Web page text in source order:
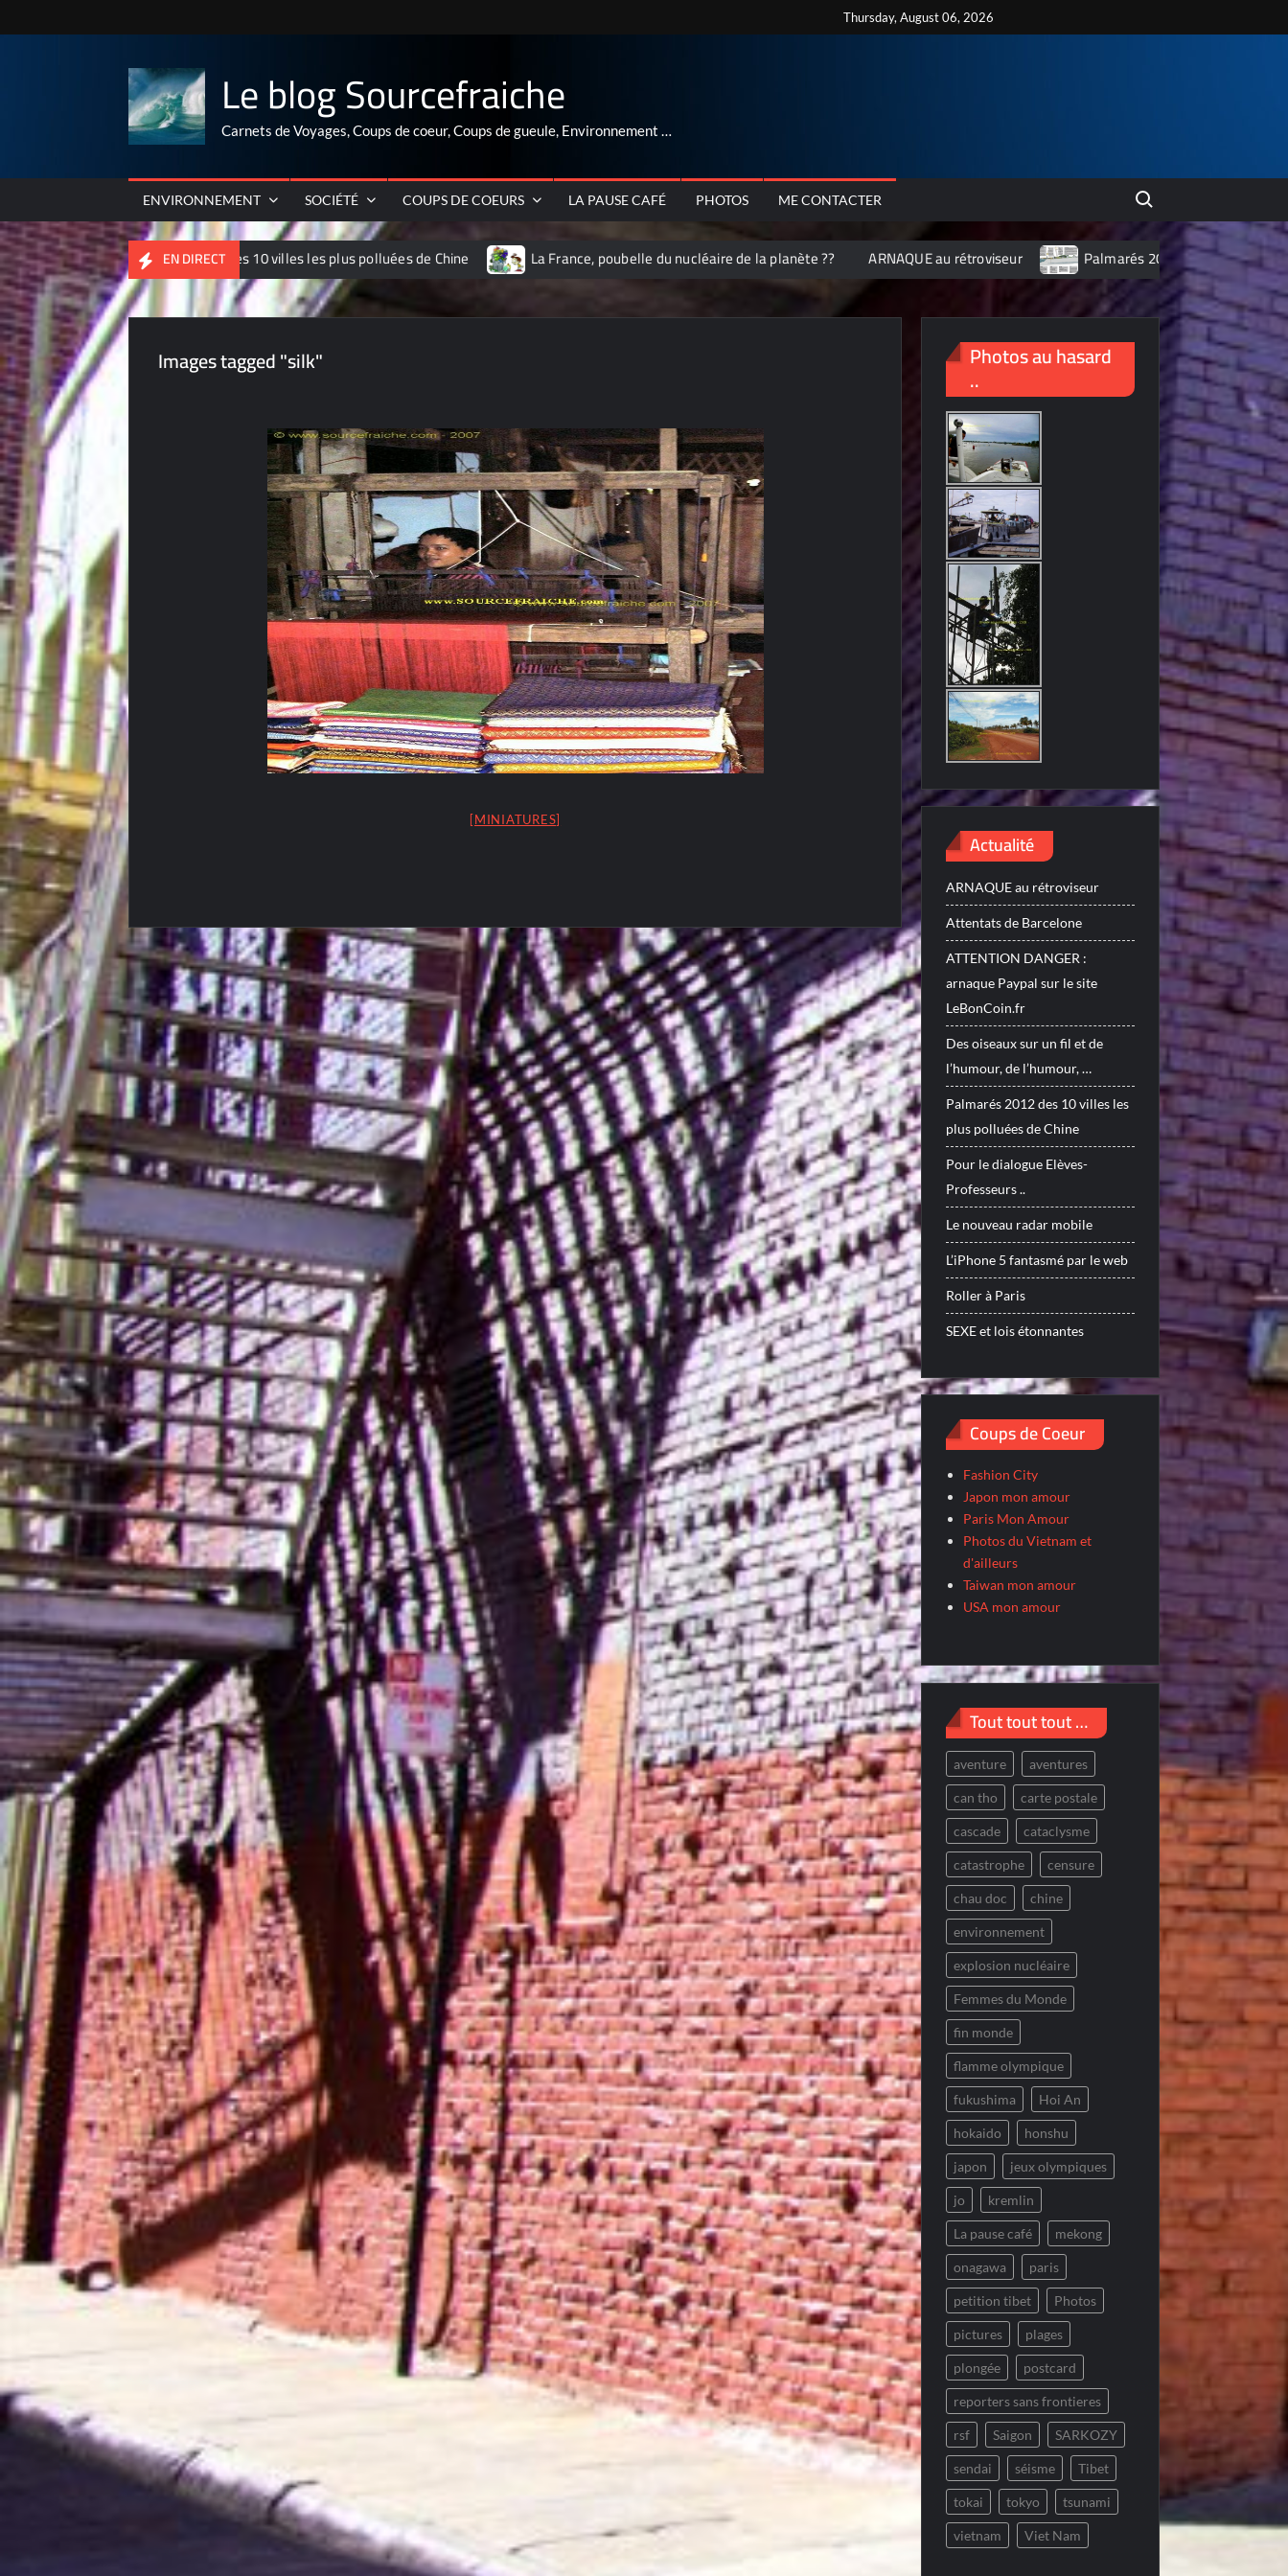
to
Thursday, August 06, 2026
Le blog Sourcefraiche
Carnets de Voyages, Coups de coeur, Coups de gueule, Environnement …
ENVIRONNEMENT SOCIÉTÉ COUPS DE COEURS LA PAUSE CAFÉ PHOTOS ME CONTACTER
Search for:
EN DIRECT
Palmarés 2012 des 10 villes les plus polluées de Chine La France, poubelle du nucléaire de la planète ?? ARNAQUE au rétroviseur Palmarés 2012 des 10 villes les plus polluées
Images tagged "silk"
[MINIATURES]
Photos au hasard
..
Actualité
ARNAQUE au rétroviseur
Attentats de Barcelone
ATTENTION DANGER :
arnaque Paypal sur le site
LeBonCoin.fr
Des oiseaux sur un fil et de
l’humour, de l’humour, …
Palmarés 2012 des 10 villes les
plus polluées de Chine
Pour le dialogue Elèves-
Professeurs ..
Le nouveau radar mobile
L’iPhone 5 fantasmé par le web
Roller à Paris
SEXE et lois étonnantes
Coups de Coeur
Fashion City
Japon mon amour
Paris Mon Amour
Photos du Vietnam et
d'ailleurs
Taiwan mon amour
USA mon amour
Tout tout tout …
aventure aventures
can tho carte postale
cascade cataclysme
catastrophe censure
chau doc chine
environnement
explosion nucléaire
Femmes du Monde
fin monde
flamme olympique
fukushima Hoi An
hokaido honshu
japon jeux olympiques
jo kremlin
La pause café mekong
onagawa paris
petition tibet Photos
pictures plages
plongée postcard
reporters sans frontieres
rsf Saigon SARKOZY
sendai séisme Tibet
tokai tokyo tsunami
vietnam Viet Nam